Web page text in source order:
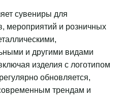
сувениры для
мероприятий и розничных
и другими видами
изделия с логотипом
обновляется,
трендам и